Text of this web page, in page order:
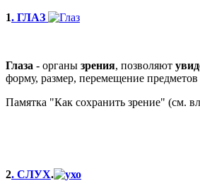
1. ГЛАЗ
Глаза - органы зрения, позволяют
форму, размер, перемещение предметов
Памятка "Как сохранить зрение" (см.
2. СЛУХ.